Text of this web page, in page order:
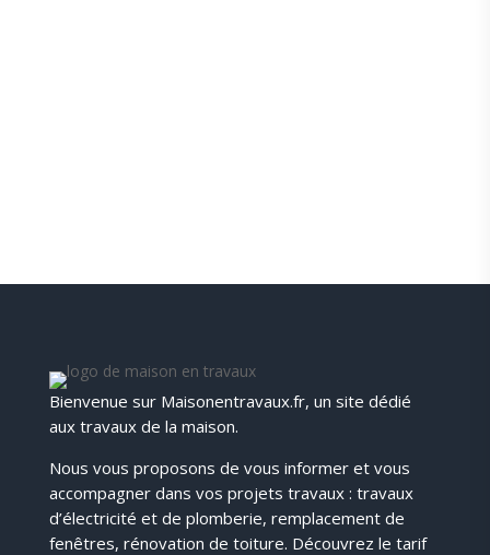
Bienvenue sur Maisonentravaux.fr, un site dédié
aux travaux de la maison.
Nous vous proposons de vous informer et vous
accompagner dans vos projets travaux : travaux
d’électricité et de plomberie, remplacement de
fenêtres, rénovation de toiture. Découvrez le tarif